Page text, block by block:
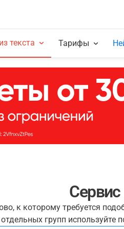
текста Тарифы
к которому требуется
групп используйте